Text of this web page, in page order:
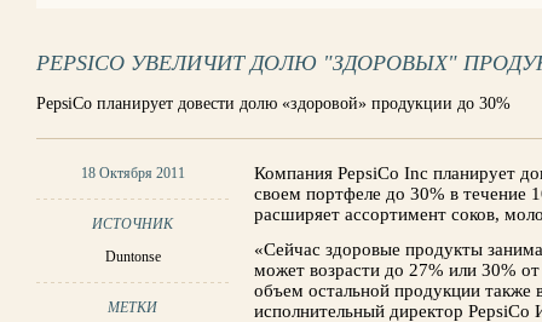
PEPSICO УВЕЛИЧИТ ДОЛЮ "ЗДОРОВЫХ"
PepsiCo планирует довести долю «здоровой» продукции до 30%
18 Октября 2011
ИСТОЧНИК
Duntonse
МЕТКИ
Компания PepsiCo Inc планирует
своем портфеле до 30% в течение
расширяет ​​ассортимент соков,
«Сейчас здоровые продукты
может возрасти до 27% или 30%
объем остальной продукции также
исполнительный директор